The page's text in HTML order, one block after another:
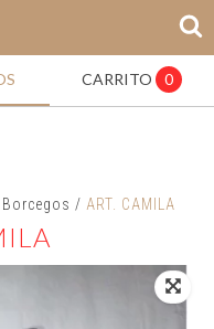
CARRITO 0
/ ART. CAMILA